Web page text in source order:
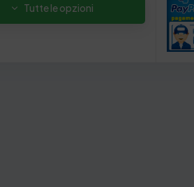
Tutte le opzioni